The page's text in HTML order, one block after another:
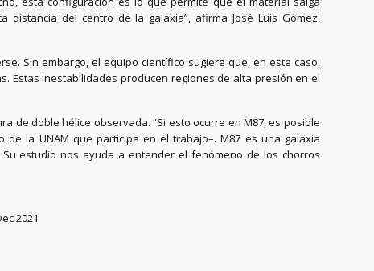
del centro de la galaxia”, afirma José Luis Gómez,
Sin embargo, el equipo científico sugiere que, en este caso,
Estas inestabilidades producen regiones de alta presión en el
de doble hélice observada. “Si esto ocurre en M87, es posible
la UNAM que participa en el trabajo–. M87 es una galaxia
estudio nos ayuda a entender el fenómeno de los chorros
2021